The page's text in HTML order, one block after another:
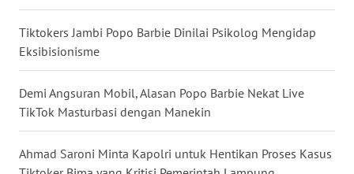
Tiktokers Jambi Popo Barbie Dinilai Psikolog Mengidap
Eksibisionisme
Demi Angsuran Mobil, Alasan Popo Barbie Nekat Live
TikTok Masturbasi dengan Manekin
Ahmad Saroni Minta Kapolri untuk Hentikan Proses Kasus
BENGKULU
LAMPUNG
WN
JATENG